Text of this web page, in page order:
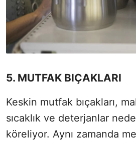
5. MUTFAK BIÇAKLARI
Keskin mutfak bıçakları,
sıcaklık ve deterjanlar
köreliyor. Aynı zamanda